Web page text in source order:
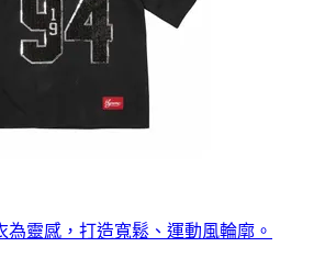
為靈感，打造寬鬆、運動風輪廓。